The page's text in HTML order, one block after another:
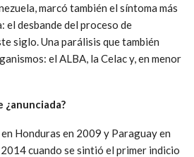
marcó también el síntoma más
el desbande del proceso de
siglo. Una parálisis que también
el ALBA, la Celac y, en menor
¿anunciada?
Honduras en 2009 y Paraguay en
cuando se sintió el primer indicio